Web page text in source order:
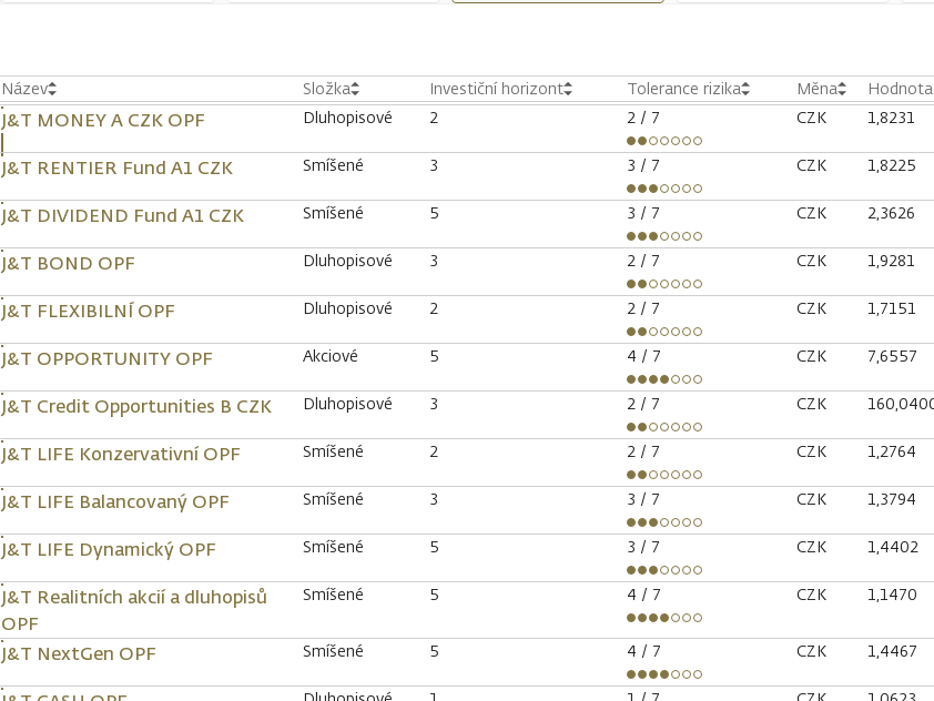
Název Složka Investiční horizont Tolerance rizika Měna
J&T MONEY A CZK OPF Dluhopisové 2 2 / 7 CZK 1,8231
J&T RENTIER Fund A1 CZK Smíšené 3 3 / 7 CZK 1,8225
J&T DIVIDEND Fund A1 CZK Smíšené 5 3 / 7 CZK 2,3626
J&T BOND OPF Dluhopisové 3 2 / 7 CZK 1,9281
J&T FLEXIBILNÍ OPF Dluhopisové 2 2 / 7 CZK 1,7151
J&T OPPORTUNITY OPF Akciové 5 4 / 7 CZK 7,6557
J&T Credit Opportunities B CZK Dluhopisové 3 2 / 7 CZK
J&T LIFE Konzervativní OPF Smíšené 2 2 / 7 CZK 1,2764
J&T LIFE Balancovaný OPF Smíšené 3 3 / 7 CZK 1,3794
J&T LIFE Dynamický OPF Smíšené 5 3 / 7 CZK 1,4402
J&T Realitních akcií a dluhopisů
OPF
Smíšené 5 4 / 7 CZK 1,1470
J&T NextGen OPF Smíšené 5 4 / 7 CZK 1,4467